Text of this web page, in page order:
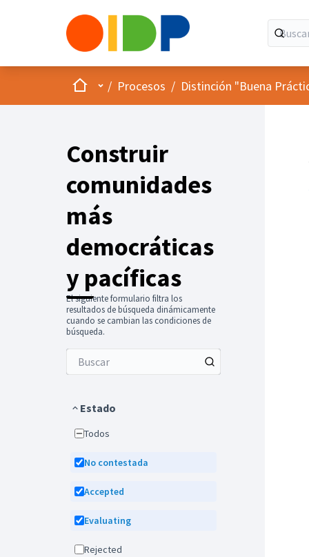
InicioMenú principal
/ Procesos / Distinción "Buena
Construir
comunidades
más
democráticas
y pacíficas
El siguiente formulario filtra los
resultados de búsqueda dinámicamente
cuando se cambian las condiciones de
búsqueda.
Estado
Todos
No contestada
Accepted
Evaluating
Rejected